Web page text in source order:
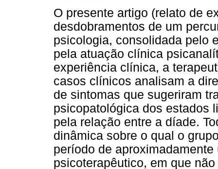
O presente artigo (relato de
desdobramentos de um
psicologia, consolidada pelo
pela atuação clínica
experiência clínica, a
casos clínicos analisam a
de sintomas que sugeriram
psicopatológica dos estados
pela relação entre a díade.
dinâmica sobre o qual o
período de
psicoterapêutico, em que